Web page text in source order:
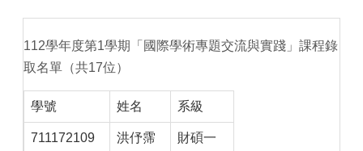
112學年度第1學期「國際學術專題交流與實踐」課程錄
取名單（共17位）
學號 姓名 系級
711172109 洪伃霈 財碩一